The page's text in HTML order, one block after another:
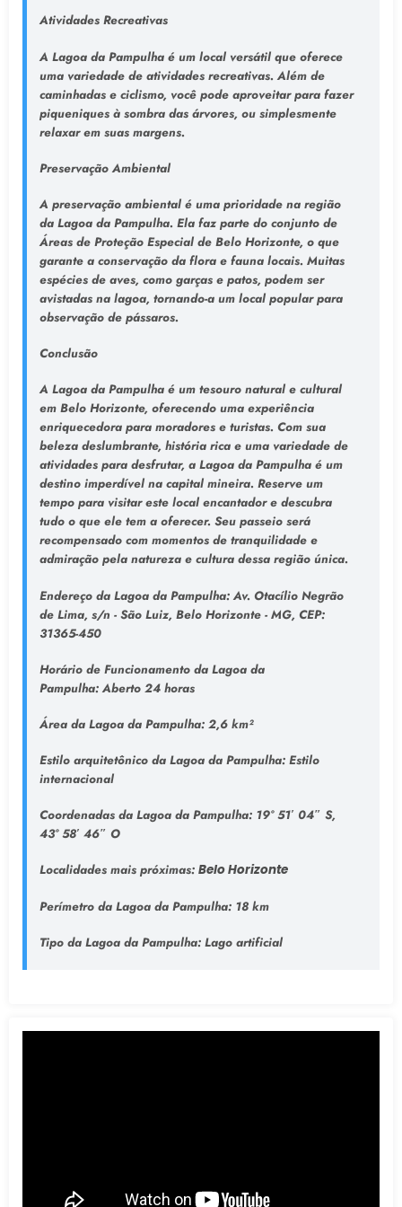
Atividades Recreativas
A Lagoa da Pampulha é um local versátil que oferece
uma variedade de atividades recreativas. Além de
caminhadas e ciclismo, você pode aproveitar para fazer
piqueniques à sombra das árvores, ou simplesmente
relaxar em suas margens.
Preservação Ambiental
A preservação ambiental é uma prioridade na região
da Lagoa da Pampulha. Ela faz parte do conjunto de
Áreas de Proteção Especial de Belo Horizonte, o que
garante a conservação da flora e fauna locais. Muitas
espécies de aves, como garças e patos, podem ser
avistadas na lagoa, tornando-a um local popular para
observação de pássaros.
Conclusão
A Lagoa da Pampulha é um tesouro natural e cultural
em Belo Horizonte, oferecendo uma experiência
enriquecedora para moradores e turistas. Com sua
beleza deslumbrante, história rica e uma variedade de
atividades para desfrutar, a Lagoa da Pampulha é um
destino imperdível na capital mineira. Reserve um
tempo para visitar este local encantador e descubra
tudo o que ele tem a oferecer. Seu passeio será
recompensado com momentos de tranquilidade e
admiração pela natureza e cultura dessa região única.
Endereço da Lagoa da Pampulha: Av. Otacílio Negrão
de Lima, s/n - São Luiz, Belo Horizonte - MG, CEP:
31365-450
Horário de Funcionamento da Lagoa da
Pampulha:Aberto 24 horas
Área da Lagoa da Pampulha:2,6 km²
Estilo arquitetônico da Lagoa da Pampulha:Estilo
internacional
Coordenadas da Lagoa da Pampulha:19° 51′ 04″ S,
43° 58′ 46″ O
Localidades mais próximas: Belo Horizonte
Perímetro da Lagoa da Pampulha:18 km
Tipo da Lagoa da Pampulha: Lago artificial